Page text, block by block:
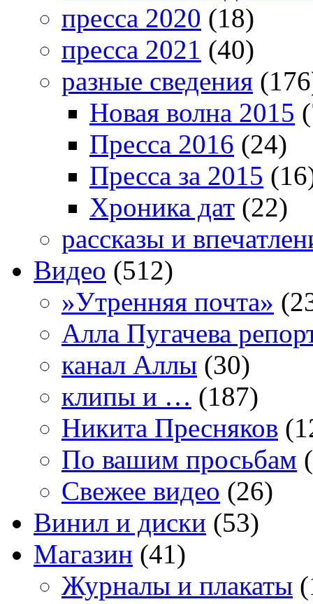
пресса 2020 (18)
пресса 2021 (40)
разные сведения
Новая волна 2015
Пресса 2016 (24)
Пресса за 2015
Хроника дат (22)
рассказы и
Видео (512)
»Утренняя почта»
Алла Пугачева
канал Аллы (30)
клипы и … (187)
Никита Пресняков
По вашим просьбам
Свежее видео (26)
Винил и диски (53)
Магазин (41)
Журналы и плакаты